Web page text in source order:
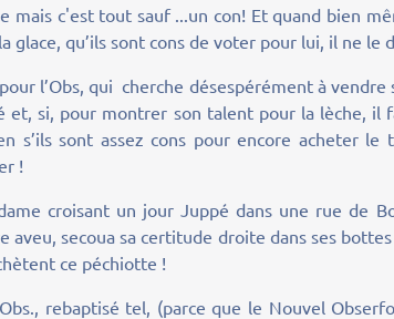
mais c'est tout sauf ...un con! Et quand bien
glace, qu’ils sont cons de voter pour lui, il ne le
l’Obs, qui cherche désespérément à
et, si, pour montrer son talent pour la lèche, il
s’ils sont assez cons pour encore acheter
!
croisant un jour Juppé dans une rue de
aveu, secoua sa certitude droite dans ses
ce péchiotte !
rebaptisé tel, (parce que le Nouvel